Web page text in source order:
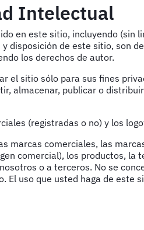
Intelectual
en este sitio, incluyendo (sin
disposición de este sitio, son
los derechos de autor.
el sitio sólo para sus fines
almacenar, publicar o
(registradas o no) y los
marcas comerciales, las
comercial), los productos, la
o a terceros. No se
El uso que usted haga de este